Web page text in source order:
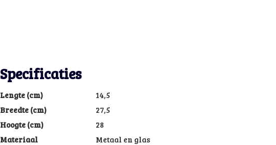
Specificaties
Lengte (cm)
14,5
Breedte (cm)
27,5
Hoogte (cm)
28
Materiaal
Metaal en glas